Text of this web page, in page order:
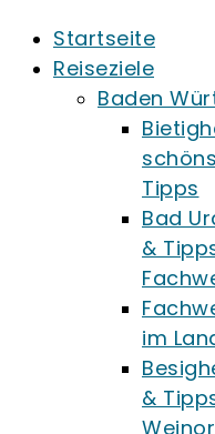
Startseite
Reiseziele
Baden
Tipps
Bad
&
im
&